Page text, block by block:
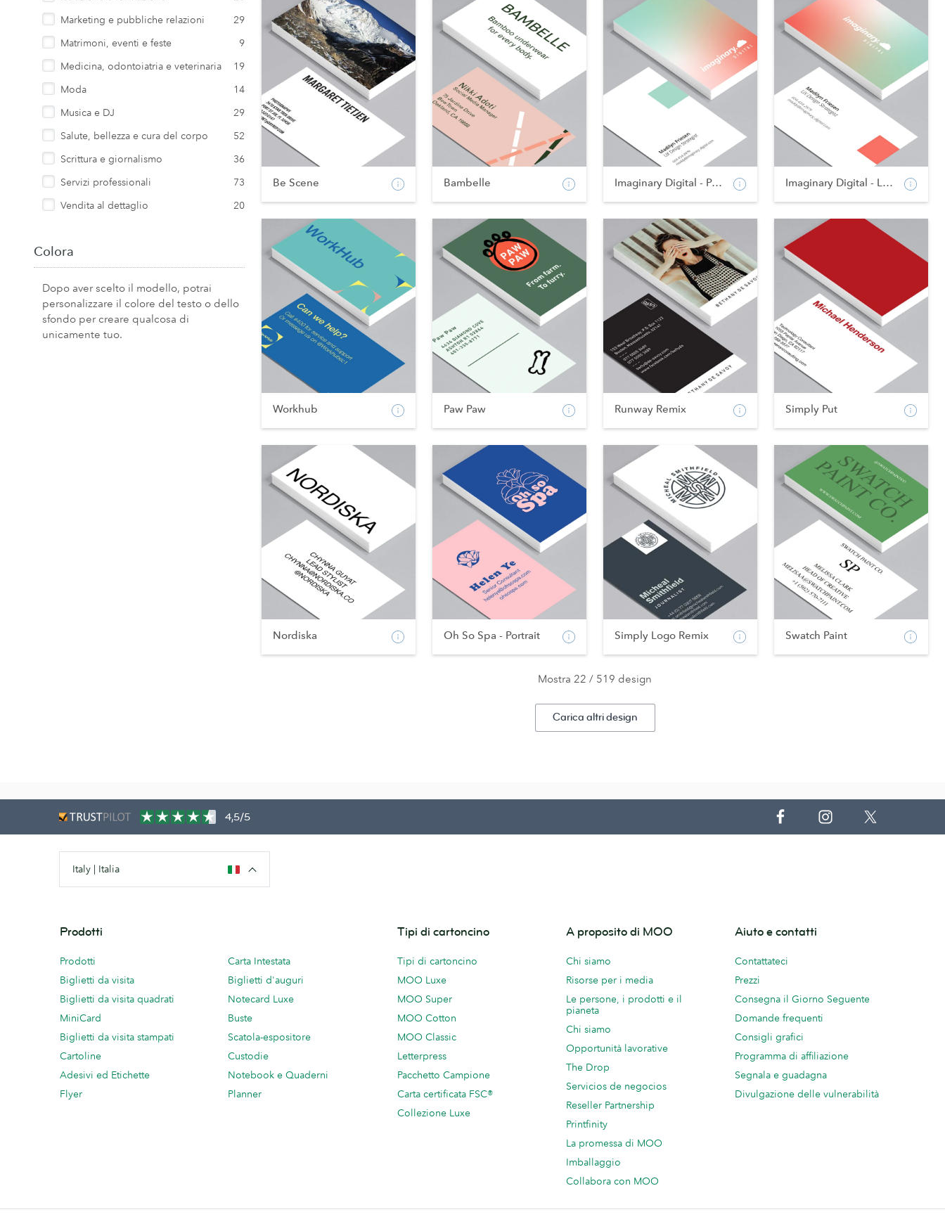
Marketing e pubbliche relazioni
29
Matrimoni, eventi e feste
9
Medicina, odontoiatria e veterinaria
19
Moda
14
Musica e DJ
29
Salute, bellezza e cura del corpo
52
Scrittura e giornalismo
36
Servizi professionali
73
Vendita al dettaglio
20
Colora
Dopo aver scelto il modello, potrai
personalizzare il colore del testo o dello
sfondo per creare qualcosa di
unicamente tuo.
Be Scene Bambelle Imaginary Digital - Po... Imaginary Digital - La...
Workhub Paw Paw Runway Remix Simply Put
Nordiska Oh So Spa - Portrait Simply Logo Remix Swatch Paint
Mostra 22 / 519 design
Carica altri design
4,5/5
Italy | Italia
Prodotti
Prodotti
Biglietti da visita
Biglietti da visita quadrati
MiniCard
Biglietti da visita stampati
Cartoline
Adesivi ed Etichette
Flyer
Carta Intestata
Biglietti d'auguri
Notecard Luxe
Buste
Scatola-espositore
Custodie
Notebook e Quaderni
Planner
Tipi di cartoncino
Tipi di cartoncino
MOO Luxe
MOO Super
MOO Cotton
MOO Classic
Letterpress
Pacchetto Campione
Carta certificata FSC®
Collezione Luxe
A proposito di MOO
Chi siamo
Risorse per i media
Le persone, i prodotti e il
pianeta
Chi siamo
Opportunità lavorative
The Drop
Servicios de negocios
Reseller Partnership
Printfinity
La promessa di MOO
Imballaggio
Collabora con MOO
Aiuto e contatti
Contattateci
Prezzi
Consegna il Giorno Seguente
Domande frequenti
Consigli grafici
Programma di affiliazione
Segnala e guadagna
Divulgazione delle vulnerabilità